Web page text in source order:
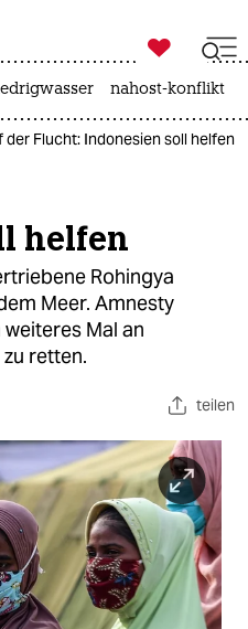
ich

taz zahl ich
nahost-konflikt
der Flucht: Indonesien soll helfen
helfen
Rohingya
Meer. Amnesty
Mal an
retten.
teilen